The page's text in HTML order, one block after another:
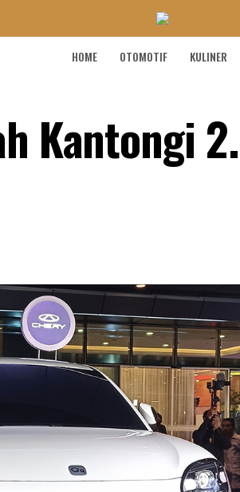
HOME OTOMOTIF KULINER
Kantongi